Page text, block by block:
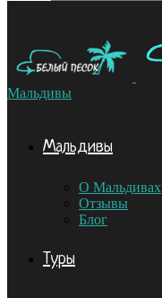
Мальдивы
Мальдивы
О Мальдивах
Отзывы
Блог
Туры